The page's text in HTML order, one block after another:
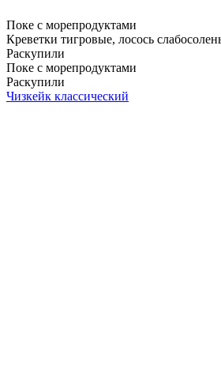
Поке с морепродуктами
Креветки тигровые, лосось
Раскупили
Поке с морепродуктами
Раскупили
Чизкейк классический